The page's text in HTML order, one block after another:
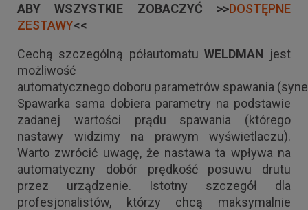
ABY WSZYSTKIE ZOBACZYĆ >>DOSTĘPNE
ZESTAWY<<
Cechą szczególną półautomatu WELDMAN jest
możliwość
automatycznego doboru parametrów spawania
Spawarka sama dobiera parametry na podstawie
zadanej wartości prądu spawania (którego
nastawy widzimy na prawym wyświetlaczu).
Warto zwrócić uwagę, że nastawa ta wpływa na
automatyczny dobór prędkość posuwu drutu
przez urządzenie. Istotny szczegół dla
profesjonalistów, którzy chcą maksymalnie